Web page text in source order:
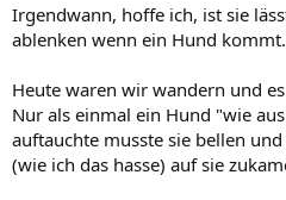
Irgendwann, hoffe ich, ist sie
ablenken wenn ein Hund kommt.
Heute waren wir wandern und
Nur als einmal ein Hund "wie
auftauchte musste sie bellen
(wie ich das hasse) auf sie